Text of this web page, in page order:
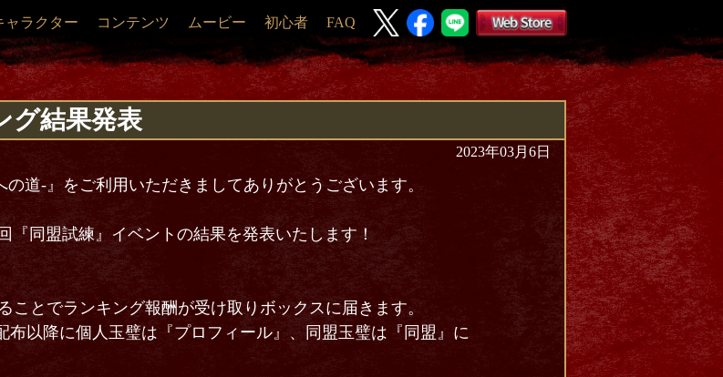
ャラクター コンテンツ ムービー 初心者 FAQ
グ結果発表
2023年03月6日
道-』をご利用いただきましてありがとうございます。
『同盟試練』イベントの結果を発表いたします！
ことでランキング報酬が受け取りボックスに届きます。
以降に個人玉璧は『プロフィール』、同盟玉璧は『同盟』に